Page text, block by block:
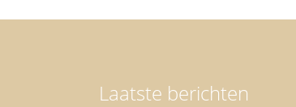
Laatste berichten